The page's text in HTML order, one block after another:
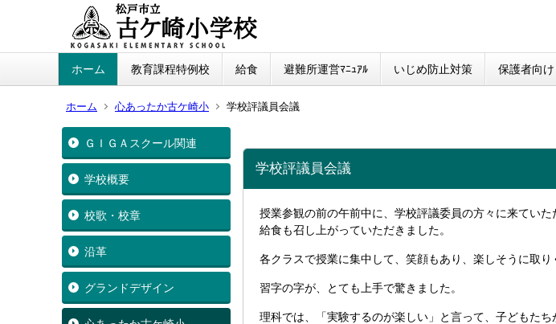
ホーム 教育課程特例校 給食 避難所運営ﾏﾆｭｱﾙ いじめ防止対策 保護者向け
ホーム 心あったか古ケ崎小 学校評議員会議
ＧＩＧＡスクール関連
学校概要
校歌・校章
沿革
グランドデザイン
学校評議員会議
授業参観の前の午前中に、学校評議委員の方々に来てい
給食も召し上がっていただきました。
各クラスで授業に集中して、笑顔もあり、楽しそうに取り
習字の字が、とても上手で驚きました。
理科では、「実験するのが楽しい」と言って、子どもたち